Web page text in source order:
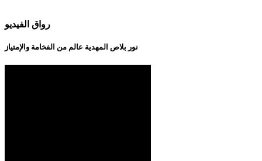
رواق الفيديو
نور بلاص المهدية عالم من الفخامة والإمتياز